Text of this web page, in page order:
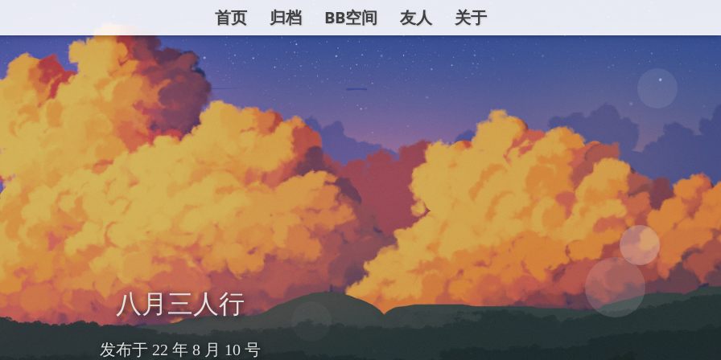
首页 归档 BB空间 友人 关于
八月三人行
发布于 22 年 8 月 10 号